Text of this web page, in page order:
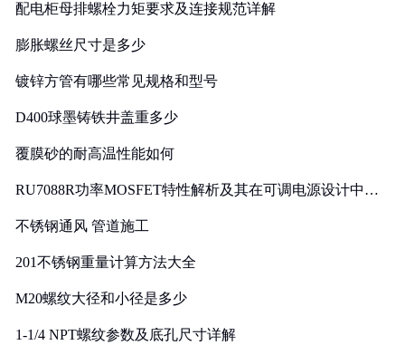
配电柜母排螺栓力矩要求及连接规范详解
膨胀螺丝尺寸是多少
镀锌方管有哪些常见规格和型号
D400球墨铸铁井盖重多少
覆膜砂的耐高温性能如何
RU7088R功率MOSFET特性解析及其在可调电源设计中的
不锈钢通风 管道施工
201不锈钢重量计算方法大全
M20螺纹大径和小径是多少
1-1/4 NPT螺纹参数及底孔尺寸详解